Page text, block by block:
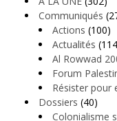
Communiqués
Actions (100)
Actualités
Al Rowwad
Forum
Résister pour
Dossiers (40)
Colonialisme